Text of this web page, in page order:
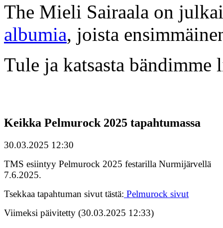
The Mieli Sairaala on
albumia, joista
Tule ja katsasta bändimme
Keikka Pelmurock 2025 tapahtumassa
30.03.2025 12:30
TMS esiintyy Pelmurock 2025 festarilla Nurmijärvellä
7.6.2025.
Tsekkaa tapahtuman sivut tästä: Pelmurock sivut
Viimeksi päivitetty (30.03.2025 12:33)